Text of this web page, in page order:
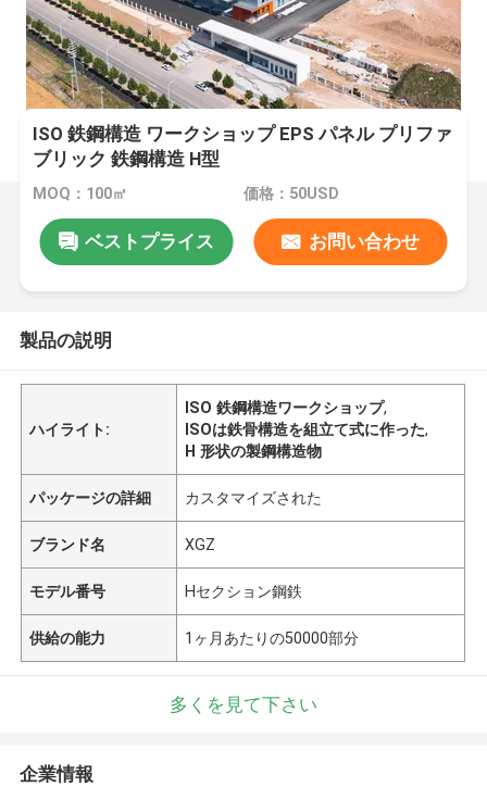
ISO 鉄鋼構造 ワークショップ EPS パネル プリファ
ブリック 鉄鋼構造 H型
MOQ：100㎡ 価格：50USD
ベストプライス お問い合わせ
製品の説明
ハイライト:
ISO 鉄鋼構造ワークショップ,
ISOは鉄骨構造を組立て式に作った,
H 形状の製鋼構造物
パッケージの詳細 カスタマイズされた
ブランド名 XGZ
モデル番号 Hセクション鋼鉄
供給の能力 1ヶ月あたりの50000部分
多くを見て下さい
企業情報